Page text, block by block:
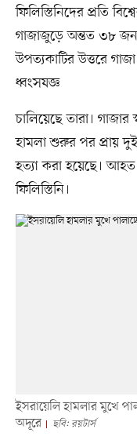
ফিলিস্তিনিদের প্রতি
গাজাজুড়ে অন্তত ৩৮
উপত্যকাটির উত্তরে
ধ্বংসযজ্ঞ
চালিয়েছে তারা। গাজার
হামলা শুরুর পর প্রায়
হত্যা করা হয়েছে।
ফিলিস্তিনি।
ইসরায়েলি হামলার মুখে
অদূরে
ছবি: রয়টার্স